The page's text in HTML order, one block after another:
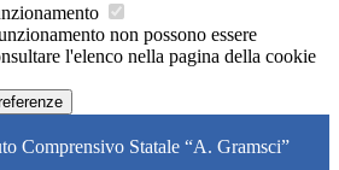
non possono essere
l'elenco nella pagina della cookie
Comprensivo Statale “A. Gramsci”